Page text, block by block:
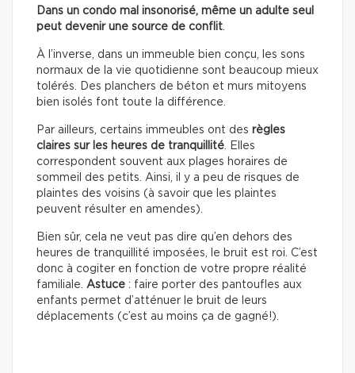
Dans un condo mal insonorisé, même un adulte seul
peut devenir une source de conflit.
À l’inverse, dans un immeuble bien conçu, les sons
normaux de la vie quotidienne sont beaucoup mieux
tolérés. Des planchers de béton et murs mitoyens
bien isolés font toute la différence.
Par ailleurs, certains immeubles ont des règles
claires sur les heures de tranquillité. Elles
correspondent souvent aux plages horaires de
sommeil des petits. Ainsi, il y a peu de risques de
plaintes des voisins (à savoir que les plaintes
peuvent résulter en amendes).
Bien sûr, cela ne veut pas dire qu’en dehors des
heures de tranquillité imposées, le bruit est roi. C’est
donc à cogiter en fonction de votre propre réalité
familiale. Astuce : faire porter des pantoufles aux
enfants permet d’atténuer le bruit de leurs
déplacements (c’est au moins ça de gagné!).